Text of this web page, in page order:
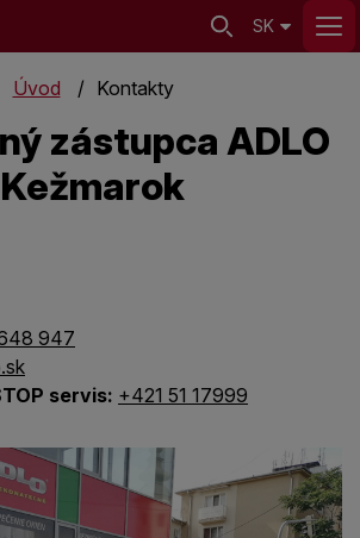
SK
Úvod Kontakty
zástupca ADLO
Kežmarok
947
servis: +421 51 17999